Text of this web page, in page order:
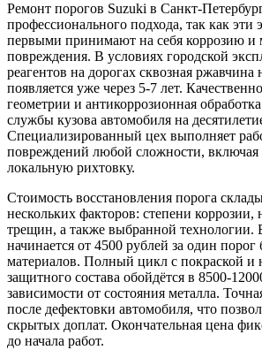
Ремонт порогов Suzuki в Санкт-
профессионального подхода, так как эти
первыми принимают на себя коррозию и
повреждения. В условиях городской
реагентов на дорогах сквозная ржавчина
появляется уже через 5-7 лет.
геометрии и антикоррозионная
службы кузова автомобиля на
Специализированный цех выполняет
повреждений любой сложности, включая
локальную рихтовку.
Стоимость восстановления порога
нескольких факторов: степени коррозии,
трещин, а также выбранной технологии.
начинается от 4500 рублей за один порог
материалов. Полный цикл с покраской и
защитного состава обойдётся в 8500-
зависимости от состояния металла.
после дефектовки автомобиля, что
скрытых доплат. Окончательная цена
до начала работ.